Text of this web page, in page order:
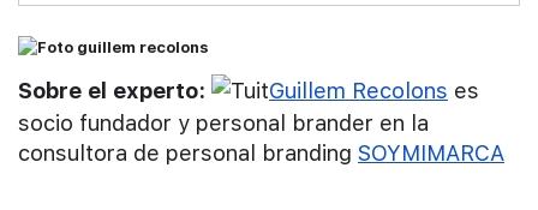
Sobre el experto: Guillem Recolons es
socio fundador y personal brander en la
consultora de personal branding SOYMIMARCA